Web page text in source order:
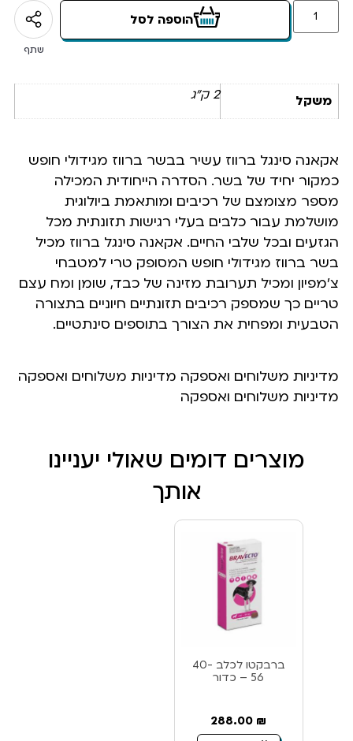
הוספה לסל
שתף
משקל 2 ק"ג
אקאנה סינגל ברווז עשיר בבשר ברווז מגידולי חופש
כמקור יחיד של בשר. הסדרה הייחודית המכילה
מספר מצומצם של רכיבים ומותאמת ביולוגית
מושלמת עבור כלבים בעלי רגישות תזונתית מכל
הגזעים ובכל שלבי החיים. אקאנה סינגל ברווז מכיל
בשר ברווז מגידולי חופש המסופק טרי למטבחי
צ’מפיון ומכיל תערובת מזינה של כבד, שומן ומח עצם
טריים כך שמספק רכיבים תזונתיים חיוניים בתצורה
הטבעית ומפחית את הצורך בתוספים סינתטיים.
מדיניות משלוחים ואספקה מדיניות משלוחים ואספקה
מדיניות משלוחים ואספקה
מוצרים דומים שאולי יעניינו
אותך
ברבקטו לכלב 40-
56 – כדור
288.00 ₪